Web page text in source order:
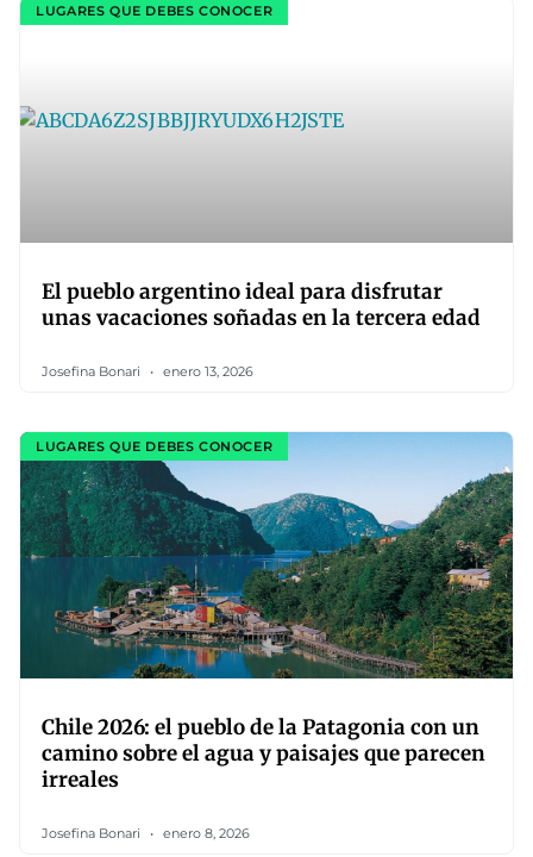
LUGARES QUE DEBES CONOCER
El pueblo argentino ideal para disfrutar
unas vacaciones soñadas en la tercera edad
Josefina Bonari enero 13, 2026
LUGARES QUE DEBES CONOCER
Chile 2026: el pueblo de la Patagonia con un
camino sobre el agua y paisajes que parecen
irreales
Josefina Bonari enero 8, 2026